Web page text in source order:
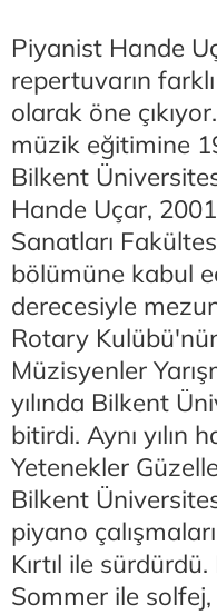
Piyanist Hande
repertuvarın
olarak öne
müzik eğitimine
Bilkent
Hande Uçar,
Sanatları
bölümüne kabul
derecesiyle
Rotary
Müzisyenler
yılında Bilkent
bitirdi. Aynı yılın
Yetenekler
Bilkent
piyano
Kırtıl ile
Sommer ile solfej,